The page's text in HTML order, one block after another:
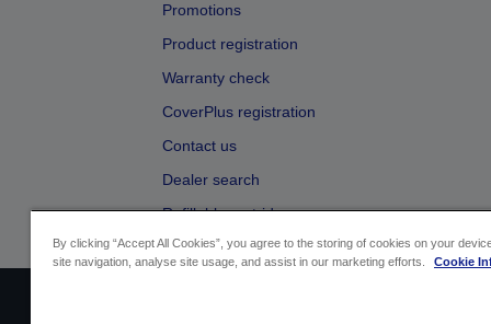
Promotions
Product registration
Warranty check
CoverPlus registration
Contact us
Dealer search
Refillable cartridges
By clicking “Accept All Cookies”, you agree to the storing of cookies on your
site navigation, analyse site usage, and assist in our marketing efforts.
Cookie